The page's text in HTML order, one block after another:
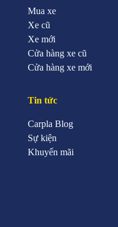
Mua xe
Xe cũ
Xe mới
Cửa hàng xe cũ
Cửa hàng xe mới
Tin tức
Carpla Blog
Sự kiện
Khuyến mãi